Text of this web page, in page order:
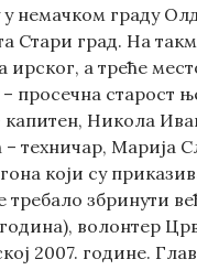
граду
Стари град. На
а треће
старост
Никола
техничар, Марија
који су
требало збринути
волонтер
2007. године.